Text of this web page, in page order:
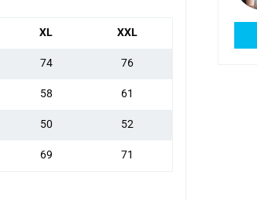
XL XXL
74 76
58 61
50 52
69 71